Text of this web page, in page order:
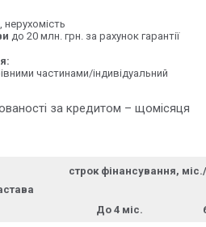
нерухомість
до 20 млн. грн. за рахунок гарантії
частинами/індивідуальний
за кредитом – щомісяця
строк фінансування,
До 4 міс.